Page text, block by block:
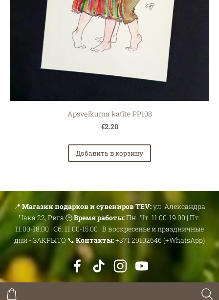
Apsveikuma katīte PP108
€2.20
Добавить в корзину
📍 Магазин подарков и сувениров TEV:ул. Александра
Чака 22, Рига 🕒Время работы:Пн.-Чт. 11.00-19.00 | Пт.
11.00-18.00 | Сб. 11.00-15.00 | В воскресенье и праздничные
дни - ЗАКРЫТО 📞 Контакты:+371 29102646 (+WhatsApp)